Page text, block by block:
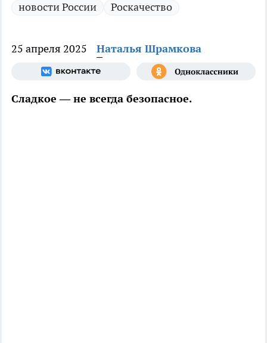
новости России Роскачество
25 апреля 2025 Наталья Шрамкова
Сладкое — не всегда безопасное.